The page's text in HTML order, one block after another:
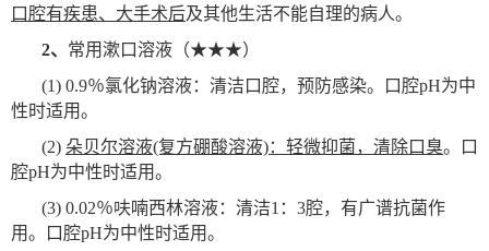
口腔有疾患、大手术后及其他生活不能自理的病人。
2、 常用漱口溶液（★★★）
(1) 0.9％氯化钠溶液：清洁口腔，预防感染。口腔pH为中
性时适用。
(2) 朵贝尔溶液(复方硼酸溶液)：轻微抑菌，清除口臭。口
腔pH为中性时适用。
(3) 0.02％呋喃西林溶液：清洁1：3腔，有广谱抗菌作
用。口腔pH为中性时适用。